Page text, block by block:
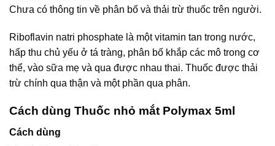
Chưa có thông tin về phân bố và thải trừ thuốc trên người.
Riboflavin natri phosphate là một vitamin tan trong nước,
hấp thu chủ yếu ở tá tràng, phân bố khắp các mô trong cơ
thể, vào sữa mẹ và qua được nhau thai. Thuốc được thải
trừ chính qua thận và một phần qua phân.
Cách dùng Thuốc nhỏ mắt Polymax 5ml
Cách dùng